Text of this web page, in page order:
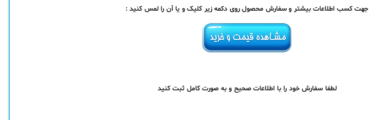
جهت کسب اطلاعات بیشتر و سفارش محصول روی دکمه زیر کلیک و یا آن را لمس کنید :
لطفا سفارش خود را با اطلاعات صحیح و به صورت کامل ثبت کنید